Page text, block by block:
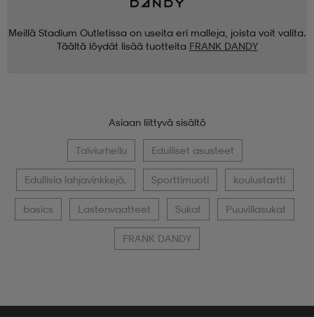
Meillä Stadium Outletissa on useita eri malleja, joista voit valita.
Täältä löydät lisää tuotteita FRANK DANDY
Asiaan liittyvä sisältö
Talviurheilu Edulliset asusteet
Edullisia lahjavinkkejä. Sporttimuoti koulustartti
basics Lastenvaatteet Sukat Puuvillasukat
FRANK DANDY